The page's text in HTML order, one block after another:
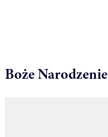
Boże Narodzenie